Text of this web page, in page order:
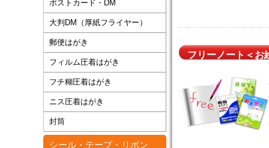
フリーノート＜お
ポストカード・DM
大判DM（厚紙フライヤー）
郵便はがき
フィルム圧着はがき
フチ糊圧着はがき
ニス圧着はがき
封筒
シール・テープ・リボン